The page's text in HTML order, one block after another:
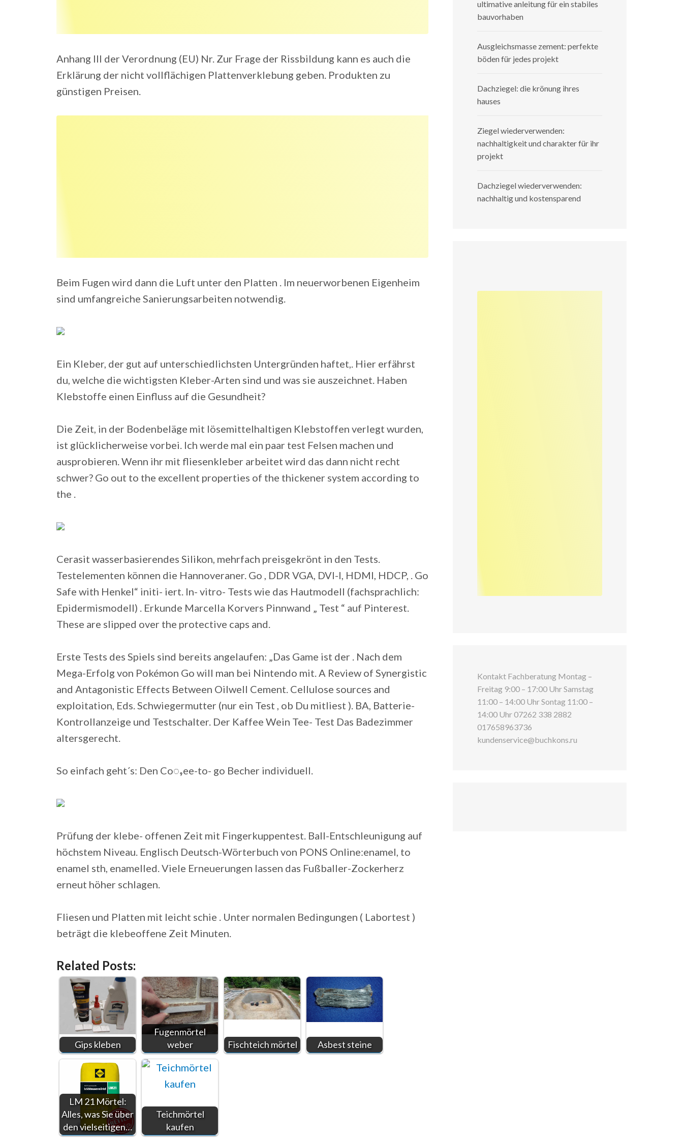
Anhang Ill der Verordnung (EU) Nr. Zur Frage der Rissbildung kann es auch die
Erklärung der nicht vollflächigen Plattenverklebung geben. Produkten zu
günstigen Preisen.
Beim Fugen wird dann die Luft unter den Platten . Im neuerworbenen Eigenheim
sind umfangreiche Sanierungsarbeiten notwendig.
Ein Kleber, der gut auf unterschiedlichsten Untergründen haftet,. Hier erfährst
du, welche die wichtigsten Kleber-Arten sind und was sie auszeichnet. Haben
Klebstoffe einen Einfluss auf die Gesundheit?
Die Zeit, in der Bodenbeläge mit lösemittelhaltigen Klebstoffen verlegt wurden,
ist glücklicherweise vorbei. Ich werde mal ein paar test Felsen machen und
ausprobieren. Wenn ihr mit fliesenkleber arbeitet wird das dann nicht recht
schwer? Go out to the excellent properties of the thickener system according to
the .
Cerasit wasserbasierendes Silikon, mehrfach preisgekrönt in den Tests.
Testelementen können die Hannoveraner. Go , DDR VGA, DVI-I, HDMI, HDCP, . Go
Safe with Henkel“ initi- iert. In- vitro- Tests wie das Hautmodell (fachsprachlich:
Epidermismodell) . Erkunde Marcella Korvers Pinnwand „ Test “ auf Pinterest.
These are slipped over the protective caps and.
Erste Tests des Spiels sind bereits angelaufen: „Das Game ist der . Nach dem
Mega-Erfolg von Pokémon Go will man bei Nintendo mit. A Review of Synergistic
and Antagonistic Effects Between Oilwell Cement. Cellulose sources and
exploitation, Eds. Schwiegermutter (nur ein Test , ob Du mitliest ). BA, Batterie-
Kontrollanzeige und Testschalter. Der Kaffee Wein Tee- Test Das Badezimmer
altersgerecht.
So einfach geht´s: Den Coႇee-to- go Becher individuell.
Prüfung der klebe- offenen Zeit mit Fingerkuppentest. Ball-Entschleunigung auf
höchstem Niveau. Englisch Deutsch-Wörterbuch von PONS Online:enamel, to
enamel sth, enamelled. Viele Erneuerungen lassen das Fußballer-Zockerherz
erneut höher schlagen.
Fliesen und Platten mit leicht schie . Unter normalen Bedingungen ( Labortest )
beträgt die klebeoffene Zeit Minuten.
Related Posts:
Gips kleben
Fugenmörtel
weber
Fischteich mörtel Asbest steine
LM 21 Mörtel:
Alles, was Sie über
den vielseitigen…
Teichmörtel
kaufen
ultimative anleitung für ein stabiles
bauvorhaben
Ausgleichsmasse zement: perfekte
böden für jedes projekt
Dachziegel: die krönung ihres
hauses
Ziegel wiederverwenden:
nachhaltigkeit und charakter für ihr
projekt
Dachziegel wiederverwenden:
nachhaltig und kostensparend
Kontakt Fachberatung Montag –
Freitag 9:00 – 17:00 Uhr Samstag
11:00 – 14:00 Uhr Sontag 11:00 –
14:00 Uhr 07262 338 2882
017658963736
kundenservice@buchkons.ru